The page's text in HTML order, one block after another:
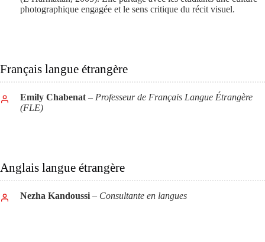
photographique engagée et le sens critique du récit visuel.
Français langue étrangère
Emily Chabenat – Professeur de Français Langue Étrangère
(FLE)
Anglais langue étrangère
Nezha Kandoussi – Consultante en langues